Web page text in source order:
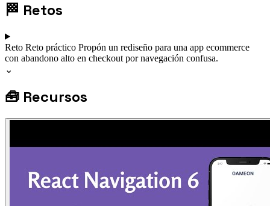
🏁 Retos
Reto Reto práctico Propón un rediseño para una app ecommerce
con abandono alto en checkout por navegación confusa.
⌄
🧰 Recursos